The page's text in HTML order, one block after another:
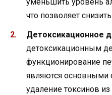
что позволяет
Детоксикационное
детоксикационным
функционирование
являются основными
удаление токсинов